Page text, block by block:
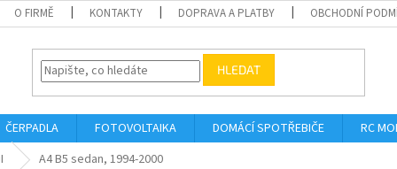
O FIRMĚ KONTAKTY DOPRAVA A PLATBY OBCHODNÍ
HLEDAT
ČERPADLA FOTOVOLTAIKA DOMÁCÍ SPOTŘEBIČE RC
A4 B5 sedan, 1994-2000